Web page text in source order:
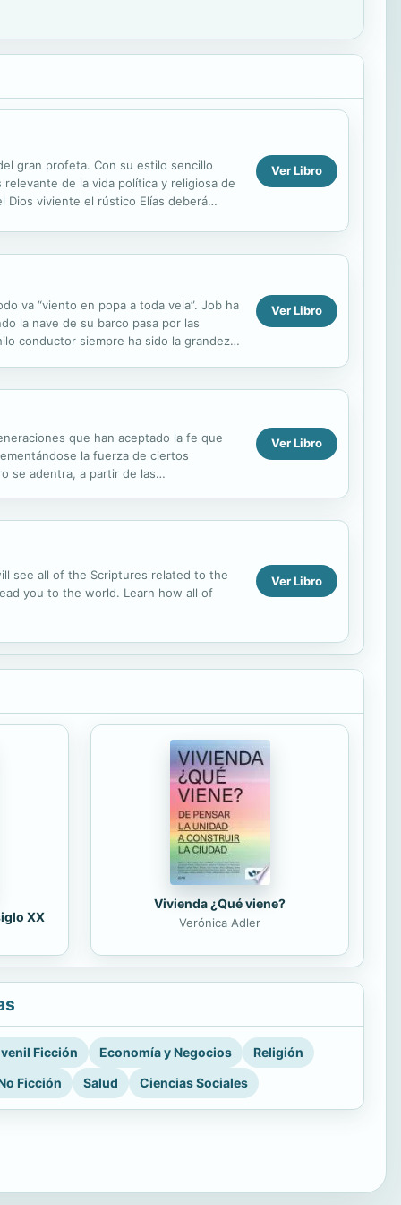
gran profeta. Con su estilo sencillo
de la vida política y religiosa de
Dios viviente el rústico Elías deberá
Ver Libro
va “viento en popa a toda vela”. Job ha
la nave de su barco pasa por las
conductor siempre ha sido la grandeza
Ver Libro
que han aceptado la fe que
la fuerza de ciertos
se adentra, a partir de las
Ver Libro
see all of the Scriptures related to the
you to the world. Learn how all of
Ver Libro
XX
Vivienda ¿Qué viene?
Verónica Adler
Ficción Economía y Negocios
Religión
Ficción
Salud Ciencias Sociales